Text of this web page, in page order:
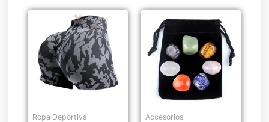
Ropa Deportiva
Este
producto
tiene
múltiples
variantes.
Las
se
Accesorios